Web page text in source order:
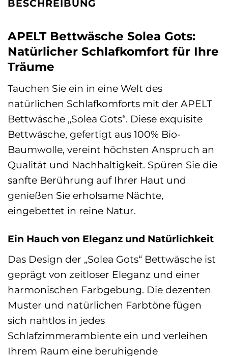
BESCHREIBUNG
APELT Bettwäsche Solea Gots:
Natürlicher Schlafkomfort für Ihre
Träume
Tauchen Sie ein in eine Welt des
natürlichen Schlafkomforts mit der APELT
Bettwäsche „Solea Gots“. Diese exquisite
Bettwäsche, gefertigt aus 100% Bio-
Baumwolle, vereint höchsten Anspruch an
Qualität und Nachhaltigkeit. Spüren Sie die
sanfte Berührung auf Ihrer Haut und
genießen Sie erholsame Nächte,
eingebettet in reine Natur.
Ein Hauch von Eleganz und Natürlichkeit
Das Design der „Solea Gots“ Bettwäsche ist
geprägt von zeitloser Eleganz und einer
harmonischen Farbgebung. Die dezenten
Muster und natürlichen Farbtöne fügen
sich nahtlos in jedes
Schlafzimmerambiente ein und verleihen
Ihrem Raum eine beruhigende